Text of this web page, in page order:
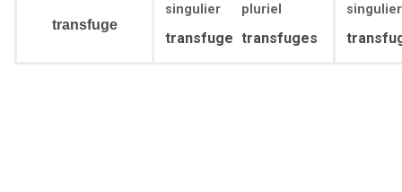
transfuge
singulier pluriel
transfuge transfuges
singulier